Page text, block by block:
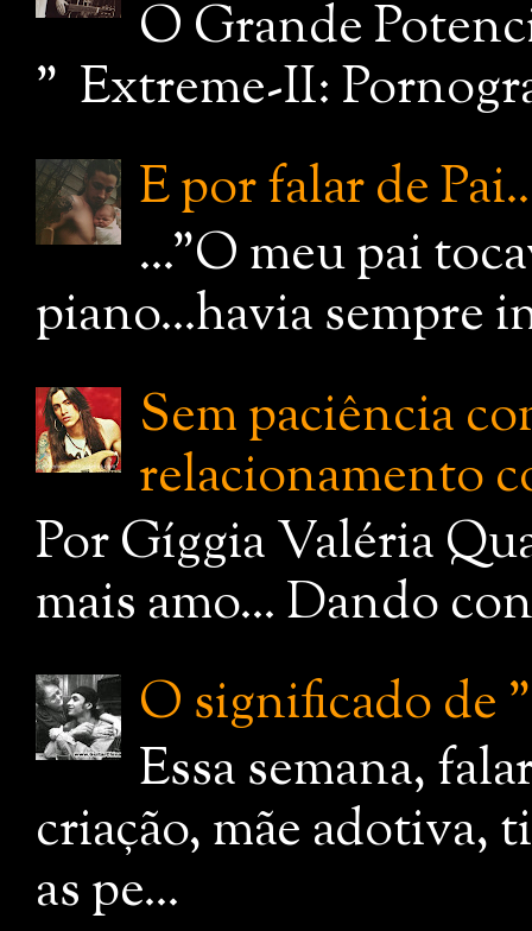
O Grande
" Extreme-II:
E por falar de
..."O meu pai
piano...havia sempre
Sem paciência
relacionamento
Por Gíggia Valéria
mais amo... Dando
O significado de
Essa semana,
criação, mãe adotiva,
as pe...